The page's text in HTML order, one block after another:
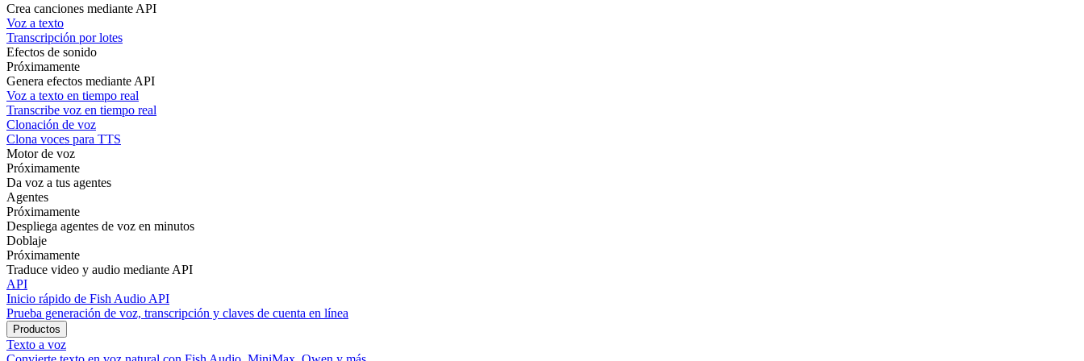
Crea canciones mediante API
Voz a texto
Transcripción por lotes
Efectos de sonido
Próximamente
Genera efectos mediante API
Voz a texto en tiempo real
Transcribe voz en tiempo real
Clonación de voz
Clona voces para TTS
Motor de voz
Próximamente
Da voz a tus agentes
Agentes
Próximamente
Despliega agentes de voz en minutos
Doblaje
Próximamente
Traduce video y audio mediante API
API
Inicio rápido de Fish Audio API
Prueba generación de voz, transcripción y claves de cuenta en línea
Productos
Texto a voz